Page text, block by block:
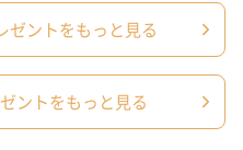
ゼントをもっと見る
ントをもっと見る